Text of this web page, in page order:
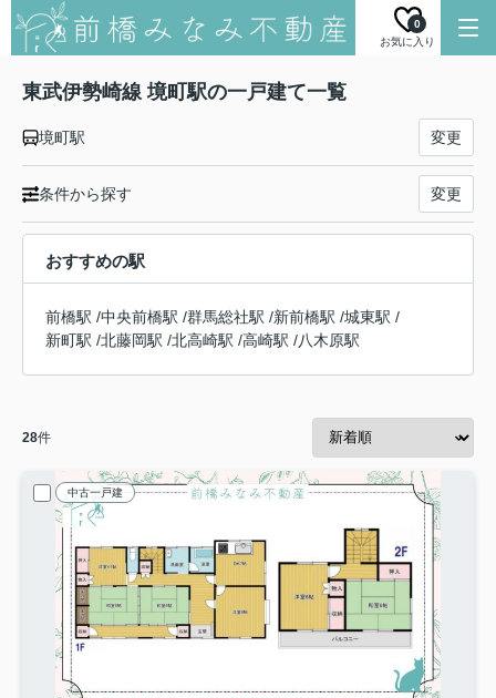
お気に入り
0
東武伊勢崎線 境町駅の一戸建て一覧
境町駅 変更
条件から探す 変更
おすすめの駅
前橋駅 /中央前橋駅 /群馬総社駅 /新前橋駅 /城東駅 /
新町駅 /北藤岡駅 /北高崎駅 /高崎駅 /八木原駅
28件
中古一戸建